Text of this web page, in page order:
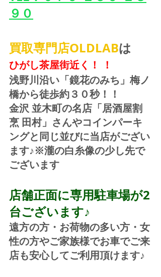
９０
買取専門店OLDLABは
ひがし茶屋街近く！ ！
浅野川沿い「鏡花のみち」梅ノ
橋から徒歩約３０秒！！
金沢 並木町の名店「居酒屋割
烹 田村」さんやコインパーキ
ングと同じ並びに当店がござい
ます♪※瀧の白糸像の少し先で
ございます
店舗正面に専用駐車場が2
台ございます♪
遠方の方・お荷物の多い方・女
性の方やご家族様でお車でご来
店も安心してご利用頂けます♪